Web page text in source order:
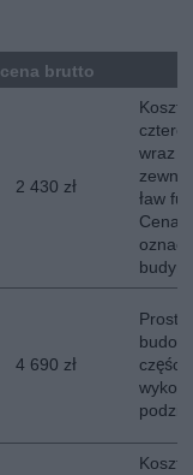
cena brutto
2 430 zł
Koszt
wraz z
ław
Cena
4 690 zł
Prosty
Koszt